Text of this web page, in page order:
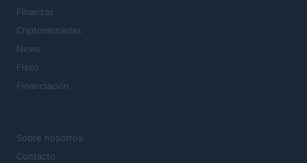
Finanzas
Criptomonedas
News
Fisco
Financiación
Sobre nosotros
Contacto